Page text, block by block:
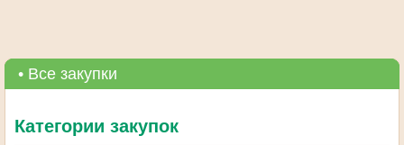
• Все закупки
Категории закупок